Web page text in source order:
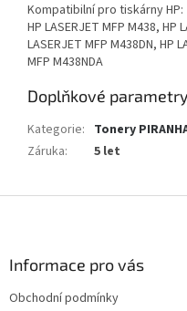
Kompatibilní pro tiskárny HP:
HP LASERJET MFP M438, HP
LASERJET MFP M438DN, HP
MFP M438NDA
Doplňkové parametry
Kategorie: Tonery
Záruka: 5 let
Informace pro vás
Obchodní podmínky